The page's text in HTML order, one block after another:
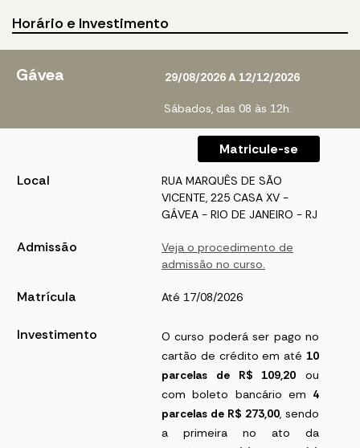
Horário e Investimento
Gávea 29/08/2026 A 12/12/2026
Sábados, das 08 às 12h.
Matricule-se
Local
RUA MARQUÊS DE SÃO
VICENTE, 225 CASA XV -
GÁVEA - RIO DE JANEIRO - RJ
Admissão
Veja o procedimento de
admissão no curso.
Matrícula Até 17/08/2026
Investimento
O curso poderá ser pago no
cartão de crédito em até 10
parcelas de R$ 109,20 ou
com boleto bancário em 4
parcelas de R$ 273,00, sendo
a primeira no ato da